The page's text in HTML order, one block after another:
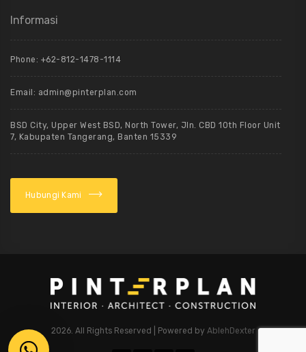
Informasi
Phone: +62-812-1478-1114
Email: admin@pinterplan.com
BSD City, Upper West BSD, North Tower, Jln. CBD 10th Floor Unit
7, Kabupaten Tangerang, Banten 15339
Hubungi Kami
2026. All Rights Reserved | Powered by AblehDexter